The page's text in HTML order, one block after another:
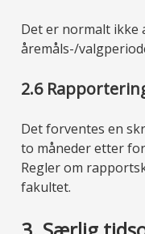
Det er normalt ikke
åremåls-/
2.6
Det forventes en
to måneder etter
Regler om
fakultet.